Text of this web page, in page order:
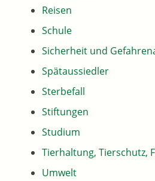
Reisen
Schule
Sicherheit und
Spätaussiedler
Sterbefall
Stiftungen
Studium
Tierhaltung, Tierschutz,
Umwelt